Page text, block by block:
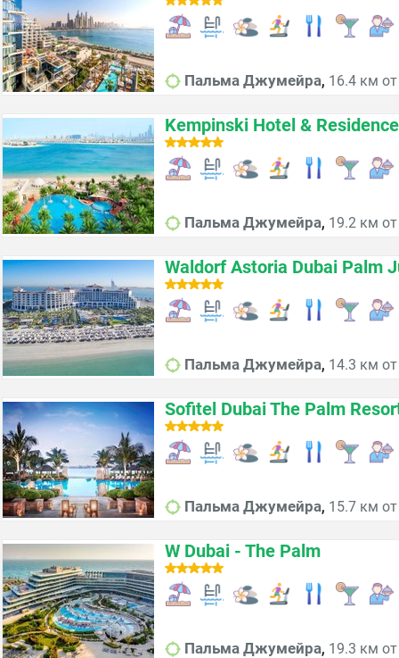
Пальма Джумейра, 16.4 км
Kempinski Hotel &
Пальма Джумейра, 19.2 км
Waldorf Astoria Dubai Palm
Пальма Джумейра, 14.3 км
Sofitel Dubai The Palm
Пальма Джумейра, 15.7 км
W Dubai - The Palm
Пальма Джумейра, 19.3 км